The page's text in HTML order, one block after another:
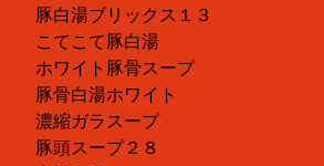
豚白湯ブリックス１３
こてこて豚白湯
ホワイト豚骨スープ
豚骨白湯ホワイト
濃縮ガラスープ
豚頭スープ２８